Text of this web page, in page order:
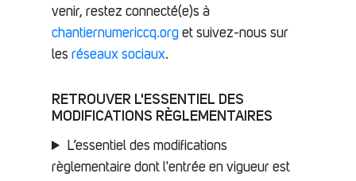
venir, restez connecté(e)s à
chantiernumericcq.org et suivez-nous sur
les réseaux sociaux.
RETROUVER L'ESSENTIEL DES
MODIFICATIONS RÈGLEMENTAIRES
L’essentiel des modifications
règlementaire dont l'entrée en vigueur est